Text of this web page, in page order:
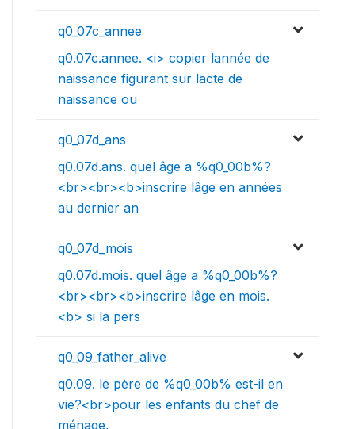
q0_07c_annee
q0.07c.annee. <i> copier lannée de
naissance figurant sur lacte de
naissance ou
q0_07d_ans
q0.07d.ans. quel âge a %q0_00b%?
<br><br><b>inscrire lâge en années
au dernier an
q0_07d_mois
q0.07d.mois. quel âge a %q0_00b%?
<br><br><b>inscrire lâge en mois.
<b> si la pers
q0_09_father_alive
q0.09. le père de %q0_00b% est-il en
vie?<br>pour les enfants du chef de
ménage,